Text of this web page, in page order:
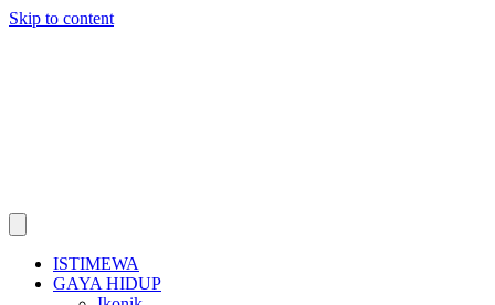
Skip to content
ISTIMEWA
GAYA HIDUP